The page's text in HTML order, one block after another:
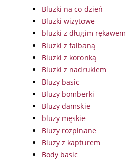
Bluzki na co dzień
Bluzki wizytowe
bluzki z długim rękawem
Bluzki z falbaną
Bluzki z koronką
Bluzki z nadrukiem
Bluzy basic
Bluzy bomberki
Bluzy damskie
bluzy męskie
Bluzy rozpinane
Bluzy z kapturem
Body basic